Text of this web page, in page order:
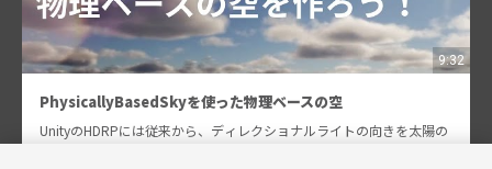
9:32
PhysicallyBasedSkyを使った物理ベースの空
UnityのHDRPには従来から、ディレクショナルライトの向きを太陽の